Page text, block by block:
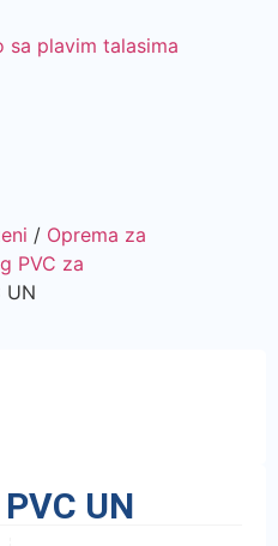
/ Oprema za
PVC za
UN
UN